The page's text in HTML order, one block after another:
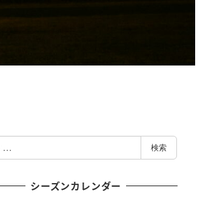
検索
シーズンカレンダー